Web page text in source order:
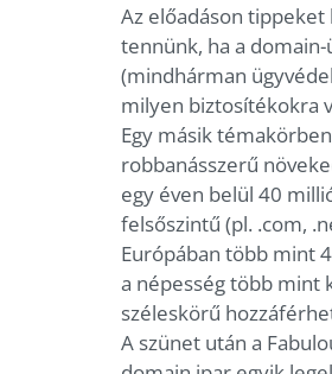
Az előadáson
tennünk, ha a
(mindhárman
milyen biztosítékokra
Egy másik
robbanásszerű
egy éven belül 40
felsőszintű (pl. .com,
Európában több mint
a népesség több mint
széleskörű
A szünet után a